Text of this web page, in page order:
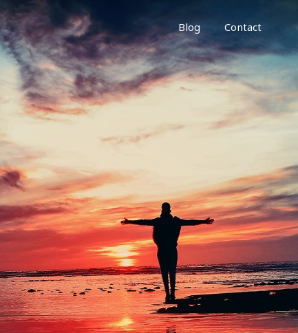
Blog Contact